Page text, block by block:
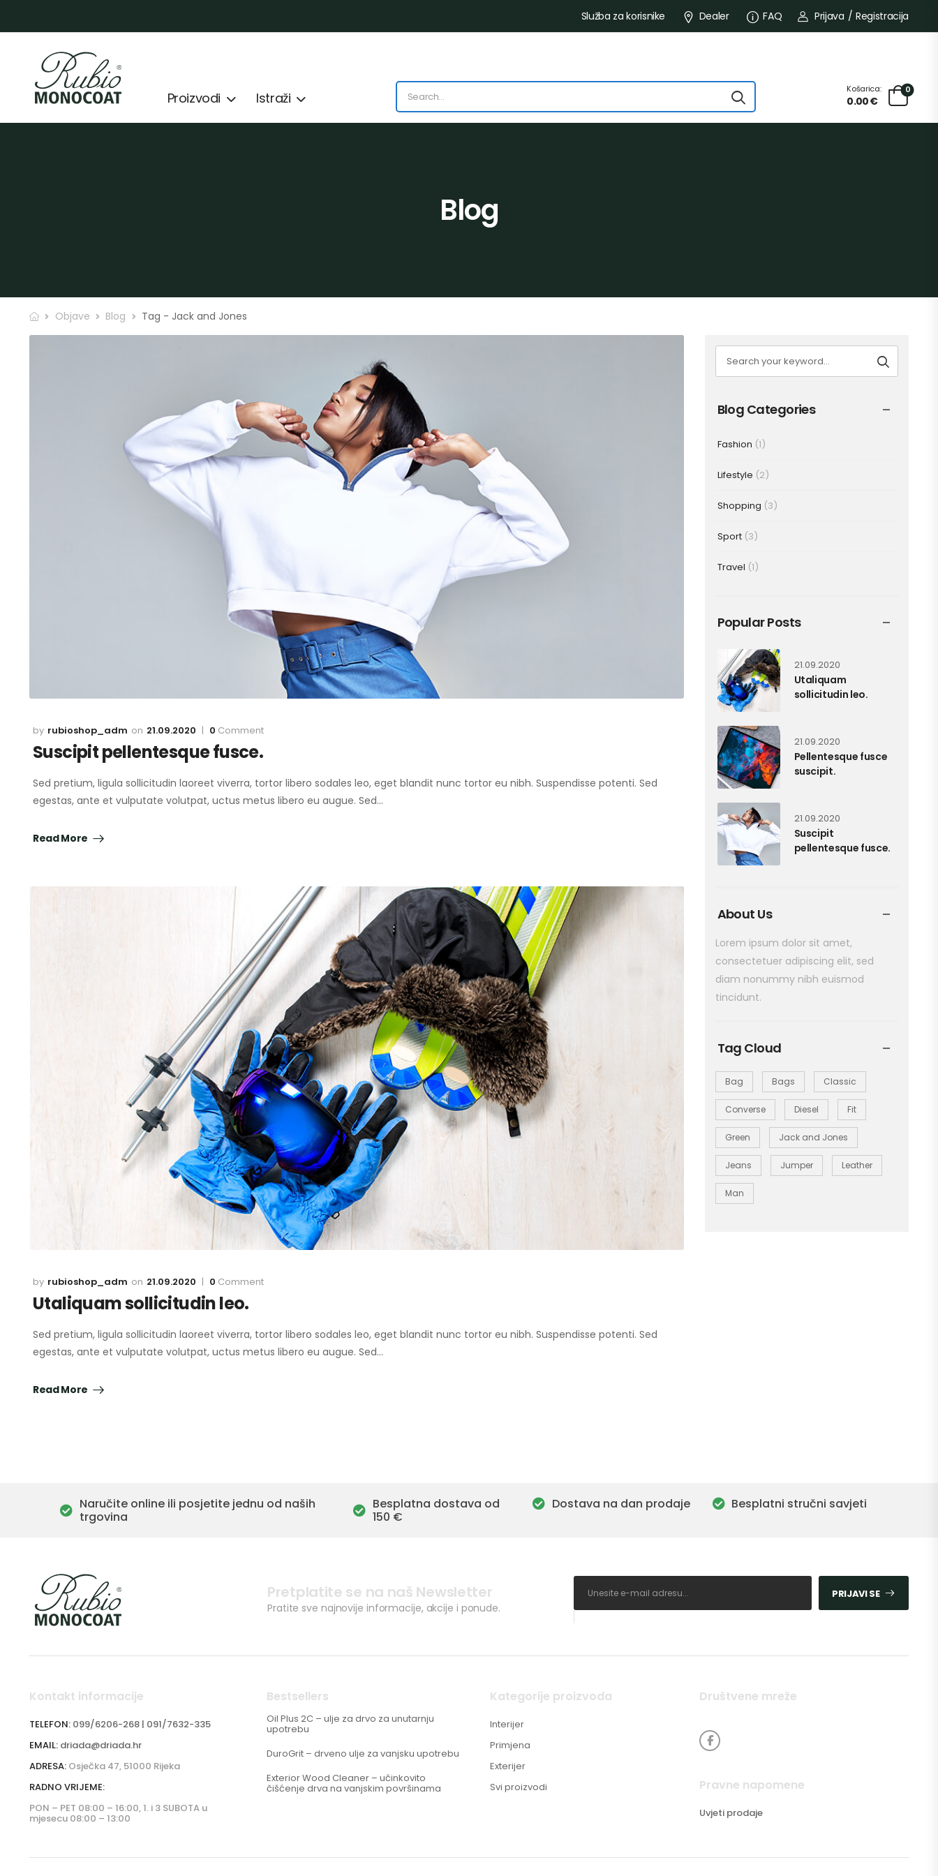
Služba za korisnike Dealer FAQ Prijava / Registracija
Proizvodi Istraži
Košarica:
0.00€
0
Blog
Objave Blog Tag - Jack and Jones
rubioshop_adm 21.09.2020 0 Comment
Suscipit pellentesque fusce.
Sed pretium, ligula sollicitudin laoreet viverra, tortor libero sodales leo, eget blandit nunc tortor eu nibh. Suspendisse potenti. Sed
egestas, ante et vulputate volutpat, uctus metus libero eu augue. Sed…
Read More
rubioshop_adm 21.09.2020 0 Comment
Utaliquam sollicitudin leo.
Sed pretium, ligula sollicitudin laoreet viverra, tortor libero sodales leo, eget blandit nunc tortor eu nibh. Suspendisse potenti. Sed
egestas, ante et vulputate volutpat, uctus metus libero eu augue. Sed…
Read More
Blog Categories
Fashion (1)
Lifestyle (2)
Shopping (3)
Sport(3)
Travel (1)
Popular Posts
21.09.2020
Utaliquam
sollicitudin leo.
21.09.2020
Pellentesque fusce
suscipit.
21.09.2020
Suscipit
pellentesque fusce.
About Us
Lorem ipsum dolor sit amet,
consectetuer adipiscing elit, sed
diam nonummy nibh euismod
tincidunt.
Tag Cloud
Bag Bags Classic
Converse Diesel Fit
Green Jack and Jones
Jeans Jumper Leather
Man
Naručite online ili posjetite jednu od naših
trgovina
Besplatna dostava od
150 €
Dostava na dan prodaje Besplatni stručni savjeti
Pretplatite se na naš Newsletter
Pratite sve najnovije informacije, akcije i ponude.
PRIJAVI SE
Kontakt informacije
TELEFON: 099/6206-268 | 091/7632-335
EMAIL: driada@driada.hr
ADRESA: Osječka 47, 51000 Rijeka
RADNO VRIJEME:
PON – PET 08:00 – 16:00, 1. i 3 SUBOTA u
mjesecu 08:00 – 13:00
Bestsellers
Oil Plus 2C – ulje za drvo za unutarnju
upotrebu
DuroGrit – drveno ulje za vanjsku upotrebu
Exterior Wood Cleaner – učinkovito
čišćenje drva na vanjskim površinama
Kategorije proizvoda
Interijer
Primjena
Exterijer
Svi proizvodi
Društvene mreže
Pravne napomene
Uvjeti prodaje